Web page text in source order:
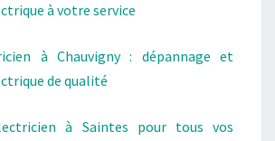
à votre service
à Chauvigny : dépannage et
de qualité
à Saintes pour tous vos